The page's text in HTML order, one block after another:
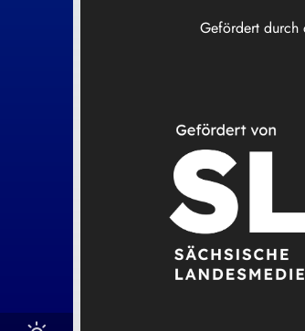
Gefördert durch